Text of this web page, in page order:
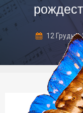
12 Грудня,